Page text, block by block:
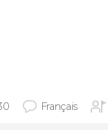
Français